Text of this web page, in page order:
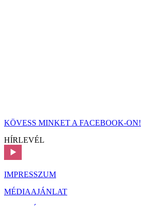
KÖVESS MINKET A FACEBOOK-ON!
HÍRLEVÉL
IMPRESSZUM
MÉDIAAJÁNLAT